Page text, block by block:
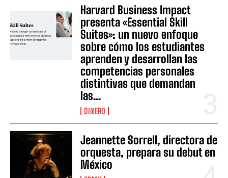
Harvard Business Impact
presenta «Essential Skill
Suites»: un nuevo enfoque
sobre cómo los estudiantes
aprenden y desarrollan las
competencias personales
distintivas que demandan
las...
DINERO
Jeannette Sorrell, directora de
orquesta, prepara su debut en
México